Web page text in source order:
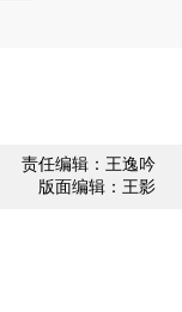
责任编辑：王逸吟
版面编辑：王影